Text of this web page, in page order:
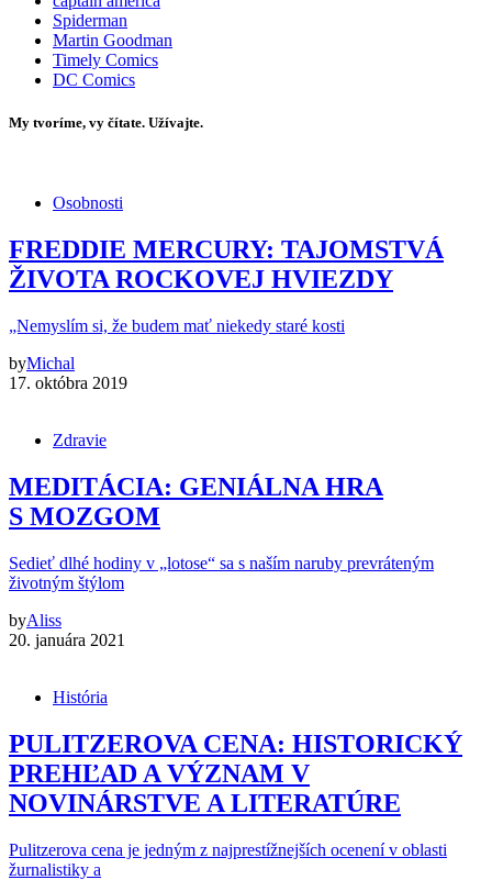
Spiderman
Martin Goodman
Timely Comics
DC Comics
My tvoríme, vy čítate. Užívajte.
Osobnosti
FREDDIE MERCURY: TAJOMSTVÁ
ŽIVOTA ROCKOVEJ HVIEZDY
„Nemyslím si, že budem mať niekedy staré kosti
byMichal
17. októbra 2019
Zdravie
MEDITÁCIA: GENIÁLNA HRA
S MOZGOM
Sedieť dlhé hodiny v „lotose“ sa s naším naruby prevráteným
životným štýlom
byAliss
20. januára 2021
História
PULITZEROVA CENA: HISTORICKÝ
PREHĽAD A VÝZNAM V
NOVINÁRSTVE A LITERATÚRE
Pulitzerova cena je jedným z najprestížnejších ocenení v oblasti
žurnalistiky a